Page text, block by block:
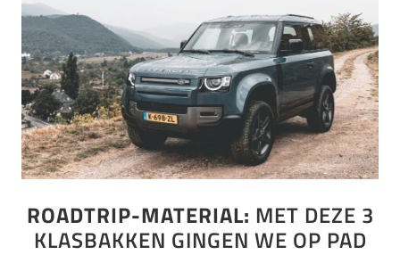
ROADTRIP-MATERIAL: MET DEZE 3
KLASBAKKEN GINGEN WE OP PAD